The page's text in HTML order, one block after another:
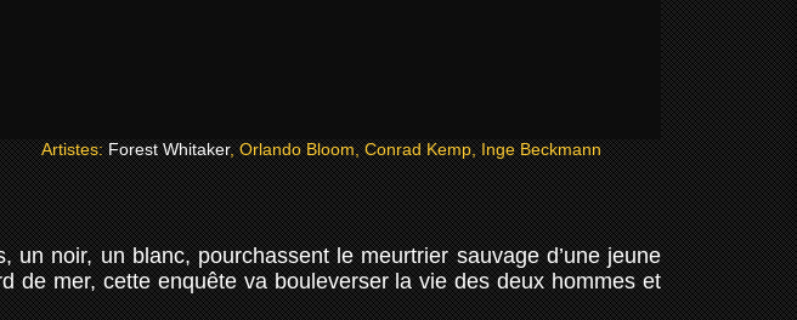
Artistes:Forest Whitaker, Orlando Bloom, Conrad Kemp, Inge Beckmann
noir, un blanc, pourchassent le meurtrier sauvage d’une jeune
de mer, cette enquête va bouleverser la vie des deux hommes et